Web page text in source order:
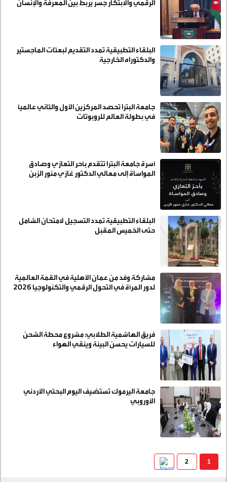
الرقمي والابتكار جسر يربط بين المعرفة والإنسان
البلقاء التطبيقية تمدد التقديم لبعثات الماجستير
والدكتوراه الخارجية
جامعة البترا تحصد المركزين الأول والثاني عالميًا
في بطولة العالم للروبوتات
أسرة جامعة البترا تتقدم بأحر التعازي وصادق
المواساة إلى معالي الدكتور غازي منور الزبن
البلقاء التطبيقية تمدد التسجيل لامتحان الشامل
حتى الخميس المقبل
مشاركة وفد من عمان الأهلية في القمة العالمية
لدور المرأة في التحول الرقمي والتكنولوجيا ٢٠٢٦
فريق الهاشمية الطلابي: مشروع محطة الشحن
للسيارات يحسن البيئة وينقي الهواء
جامعة اليرموك تستضيف اليوم البحثي الأردني
الأوروبي
1
2